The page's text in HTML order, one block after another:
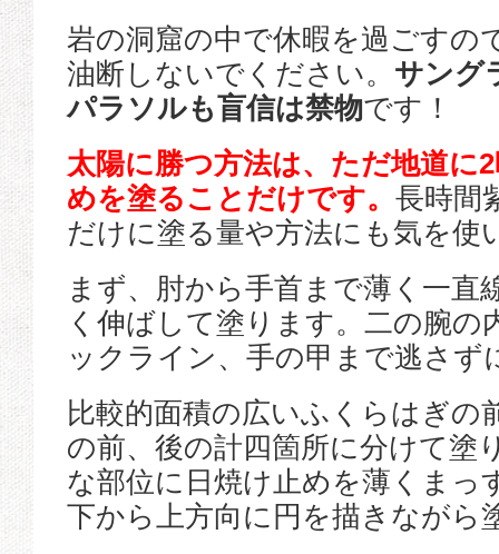
岩の洞窟の中で休暇を過ごすの
油断しないでください。 サング
パラソルも盲信は禁物です！
太陽に勝つ方法は、ただ地道に
めを塗ることだけです。 長時間
だけに塗る量や方法にも気を使
まず、肘から手首まで薄く一直
く伸ばして塗ります。二の腕の
ックライン、手の甲まで逃さず
比較的面積の広いふくらはぎの
の前、後の計四箇所に分けて塗
な部位に日焼け止めを薄くまっ
下から上方向に円を描きながら